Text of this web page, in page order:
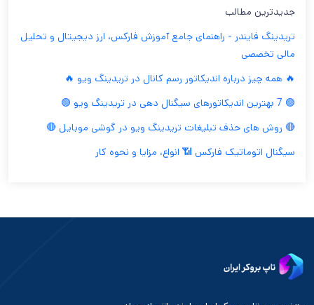
جدیدترین مطالب
تریدینگ فایندر - راهنمای جامع آموزش فارکس، ارز دیجیتال و تحلیل
مالی تخصصی
🔥 همه چیز درباره اندیکاتور رسم کانال در تریدینگ ویو 🔥
🟢 7 بهترین اندیکاتورهای سیگنال دهی در تریدینگ ویو 🟢
🔴 روش های حذف تبلیغات تریدینگ ویو در گوشی موبایل 🔴
سیگنال اتوماتیک فارکس 📶 انواع، مزایا و نحوه کار